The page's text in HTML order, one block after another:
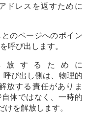
ドレスを返すために
のページへのポイン
呼び出します。
するために
び出し側は、物理的
放する責任がありま
体ではなく、一時的
を解放します。